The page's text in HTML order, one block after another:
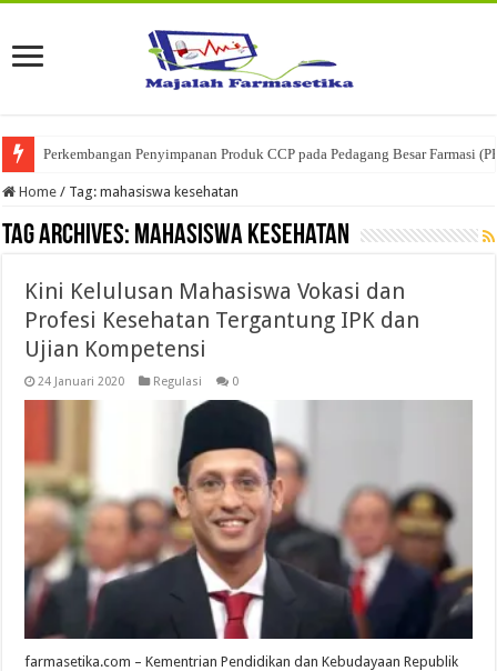
Perkembangan Penyimpanan Produk CCP pada Pedagang Besar Farmasi
Home / Tag:mahasiswa kesehatan
Tag Archives: mahasiswa kesehatan
Kini Kelulusan Mahasiswa Vokasi dan
Profesi Kesehatan Tergantung IPK dan
Ujian Kompetensi
24 Januari 2020 Regulasi 0
farmasetika.com – Kementrian Pendidikan dan Kebudayaan Republik